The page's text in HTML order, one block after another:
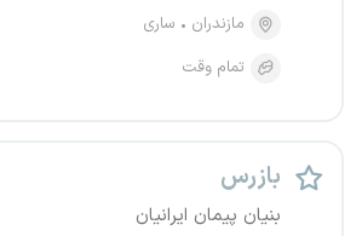
مازندران
ساری
تمام وقت
بازرس
بنیان پیمان ایرانیان